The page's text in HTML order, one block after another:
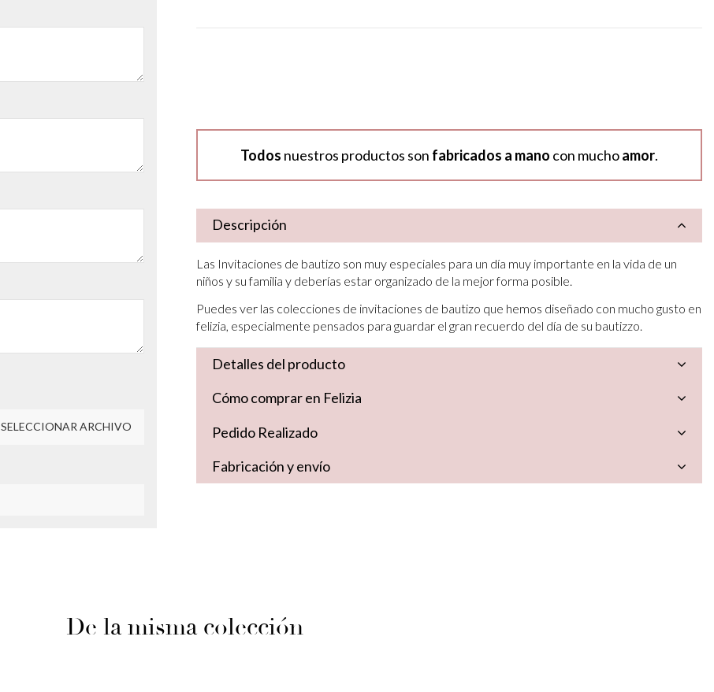
SELECCIONAR ARCHIVO
Todos nuestros productos son fabricados a mano con muchoamor.
Descripción
Las Invitaciones de bautizo son muy especiales para un día muy importante en la vida de un
niños y su familia y deberías estar organizado de la mejor forma posible.
Puedes ver las colecciones de invitaciones de bautizo que hemos diseñado con mucho gusto en
felizia, especialmente pensados para guardar el gran recuerdo del día de su bautizzo.
Detalles del producto
Cómo comprar en Felizia
Pedido Realizado
Fabricación y envío
De la misma colección